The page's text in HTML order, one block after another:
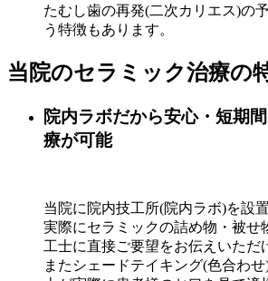
たむし歯の再発(二次カリエス)の
う特徴もあります。
当院のセラミック治療の
院内ラボだから安心・短期
療が可能
当院に院内技工所(院内ラボ)を設
実際にセラミックの詰め物・被せ
工士に直接ご要望をお伝えいただ
またシェードテイキング(色合わ